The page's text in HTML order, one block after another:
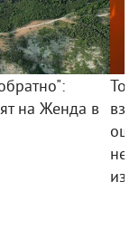
на Женда в
не